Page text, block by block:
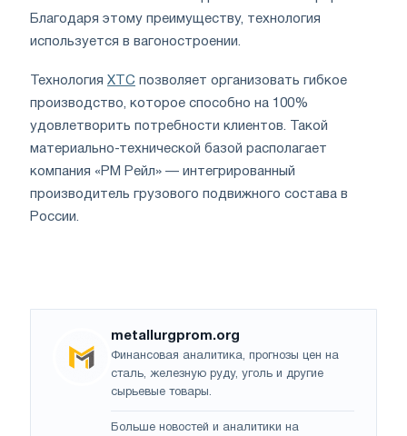
Благодаря этому преимуществу, технология
используется в вагоностроении.
Технология ХТС позволяет организовать гибкое
производство, которое способно на 100%
удовлетворить потребности клиентов. Такой
материально-технической базой располагает
компания «РМ Рейл» — интегрированный
производитель грузового подвижного состава в
России.
metallurgprom.org
Финансовая аналитика, прогнозы цен на
сталь, железную руду, уголь и другие
сырьевые товары.
Больше новостей и аналитики на